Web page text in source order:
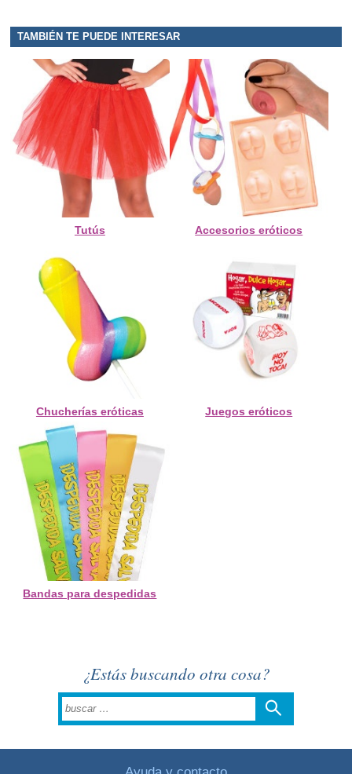
TAMBIÉN TE PUEDE INTERESAR
Tutús Accesorios eróticos
Chucherías eróticas Juegos eróticos
Bandas para despedidas
¿Estás buscando otra cosa?